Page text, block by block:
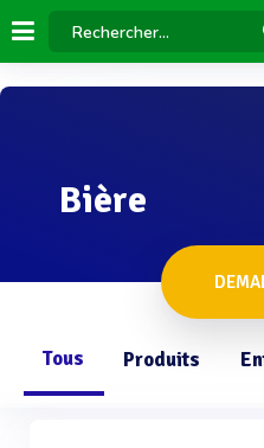
Bière
Tous Produits